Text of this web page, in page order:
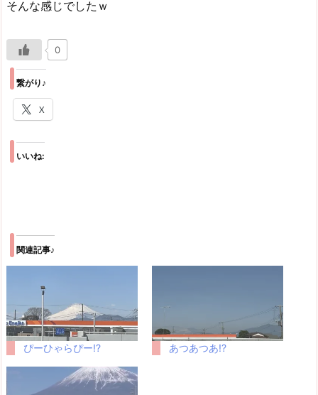
そんな感じでしたｗ
0
繋がり♪
X
いいね:
関連記事♪
ぴーひゃらぴー!? あつあつあ!?